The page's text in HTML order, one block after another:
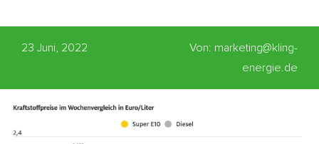
23 Juni, 2022
Von: marketing@kling-
energie.de